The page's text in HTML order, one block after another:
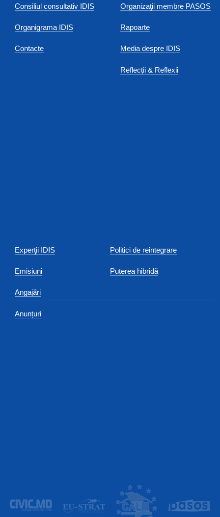
Consiliul consultativ IDIS
Organigrama IDIS
Contacte
Organizaţii membre PASOS
Rapoarte
Media despre IDIS
Reflecții & Reflexii
Experţii IDIS
Emisiuni
Angajări
Anunțuri
Politici de reintegrare
Puterea hibridă